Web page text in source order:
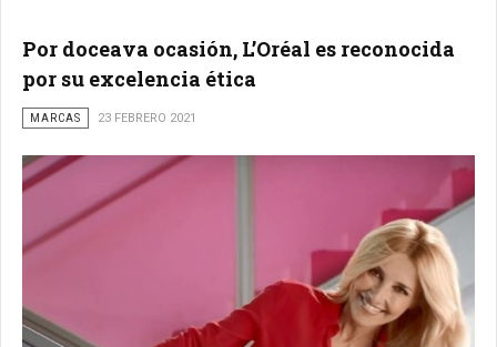
Por doceava ocasión, L’Oréal es reconocida
por su excelencia ética
MARCAS 23 FEBRERO 2021